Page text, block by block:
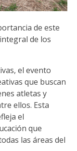
de este
de los
el evento
que buscan
atletas y
ellos. Esta
el
que
las áreas del